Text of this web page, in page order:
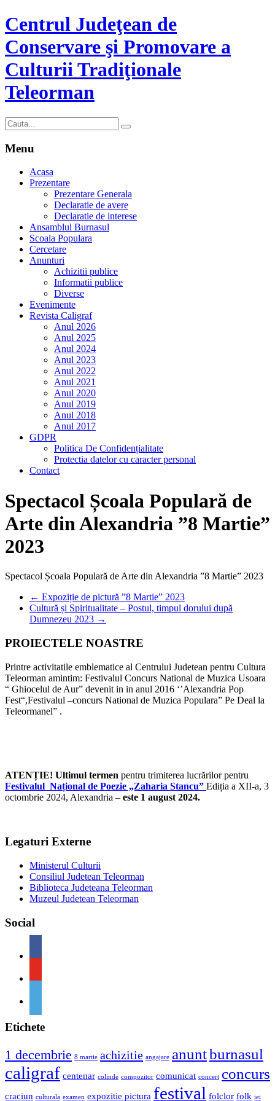
Centrul Judeţean de
Conservare şi Promovare a
Culturii Tradiţionale
Teleorman
Menu
Acasa
Prezentare
Prezentare Generala
Declaratie de avere
Declaratie de interese
Ansamblul Burnasul
Scoala Populara
Cercetare
Anunturi
Achizitii publice
Informatii publice
Diverse
Evenimente
Revista Caligraf
Anul 2026
Anul 2025
Anul 2024
Anul 2023
Anul 2022
Anul 2021
Anul 2020
Anul 2019
Anul 2018
Anul 2017
GDPR
Politica De Confidențialitate
Protectia datelor cu caracter personal
Contact
Spectacol Școala Populară de
Arte din Alexandria ”8 Martie”
2023
Spectacol Școala Populară de Arte din Alexandria ”8 Martie” 2023
← Expoziție de pictură ”8 Martie” 2023
Cultură și Spiritualitate – Postul, timpul dorului după
Dumnezeu 2023 →
PROIECTELE NOASTRE
Printre activitatile emblematice al Centrului Judetean pentru Cultura
Teleorman amintim: Festivalul Concurs National de Muzica Usoara
“ Ghiocelul de Aur” devenit in in anul 2016 ‘’Alexandria Pop
Fest“,Festivalul –concurs National de Muzica Populara” Pe Deal la
Teleormanel” .
ATENȚIE! Ultimul termen pentru trimiterea lucrărilor pentru
Festivalul Național de Poezie „Zaharia Stancu” Ediția a XII-a, 3
octombrie 2024, Alexandria – este 1 august 2024.
Legaturi Externe
Ministerul Culturii
Consiliul Judetean Teleorman
Biblioteca Judeteana Teleorman
Muzeul Judetean Teleorman
Social
Etichete
1 decembrie 8 martie achizitie angajare anuntburnasul
caligraf centenar colinde compozitor comunicat concert concurs
craciun culturala examen expozitie pictura festival folclor folk iei